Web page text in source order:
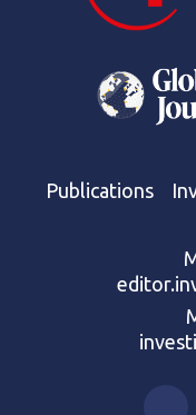
Publications